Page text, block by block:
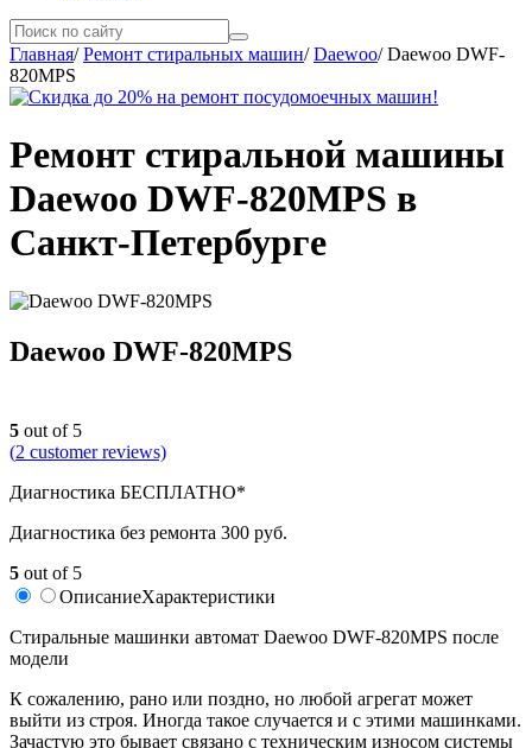
Главная/Ремонт стиральных машин/Daewoo/Daewoo DWF-
820MPS
Ремонт стиральной машины
Daewoo DWF-820MPS в
Санкт-Петербурге
Daewoo DWF-820MPS
5 out of 5
(2 customer reviews)
Диагностика БЕСПЛАТНО*
Диагностика без ремонта 300 руб.
5 out of 5
ОписаниеХарактеристики
Стиральные машинки автомат Daewoo DWF-820MPS после
модели
К сожалению, рано или поздно, но любой агрегат может
выйти из строя. Иногда такое случается и с этими машинками.
Зачастую это бывает связано с техническим износом системы